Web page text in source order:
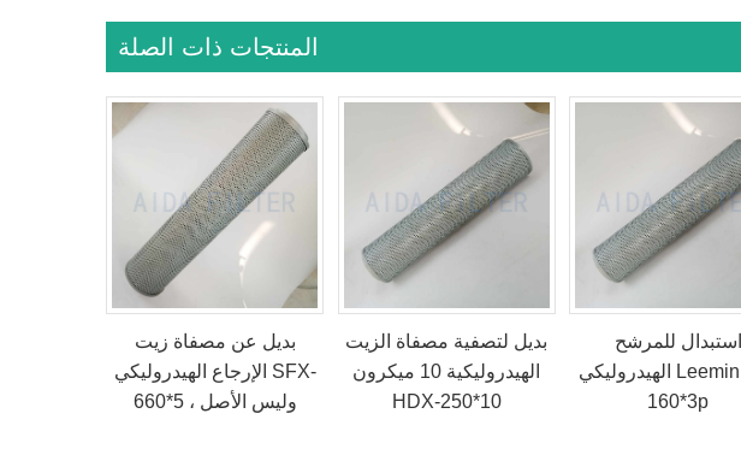
المنتجات ذات الصلة
بديل عن مصفاة زيت
الإرجاع الهيدروليكي SFX-
660*5 ، وليس الأصل
بديل لتصفية مصفاة الزيت
الهيدروليكية 10 ميكرون
HDX-250*10
استبدال للمرشح
الهيدروليكي Leemin HX-
160*3p